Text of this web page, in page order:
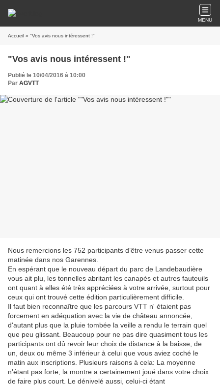
MENU
Accueil » "Vos avis nous intéressent !"
"Vos avis nous intéressent !"
Publié le 10/04/2016 à 10:00
Par AGVTT
Nous remercions les 752 participants d’être venus passer cette
matinée dans nos Garennes.
En espérant que le nouveau départ du parc de Landebaudière
vous ait plu, les tonnelles abritant les canapés et autres fauteuils
ont quant à elles été très appréciées à votre arrivée, surtout pour
ceux qui ont trouvé cette édition particulièrement difficile.
Il faut bien reconnaître que les parcours VTT n' étaient pas
forcement en adéquation avec la vie de château annoncée,
d'autant plus que la pluie tombée la veille a rendu le terrain quel
que peu glissant. Beaucoup pour ne pas dire quasiment tous les
participants ont dû revoir leur choix de distance à la baisse, de
un, deux ou même 3 inférieur à celui que vous aviez coché le
matin aux inscriptions. Plusieurs raisons à cela: La moyenne
n'étant pas forte, la montre a certainement joué dans votre choix
de faire plus court. Le dénivelé aussi, celui-ci étant